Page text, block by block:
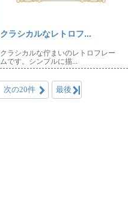
クラシカルなレトロフ...
クラシカルな佇まいのレトロフレー
ムです。シンプルに描...
次の20件 最後